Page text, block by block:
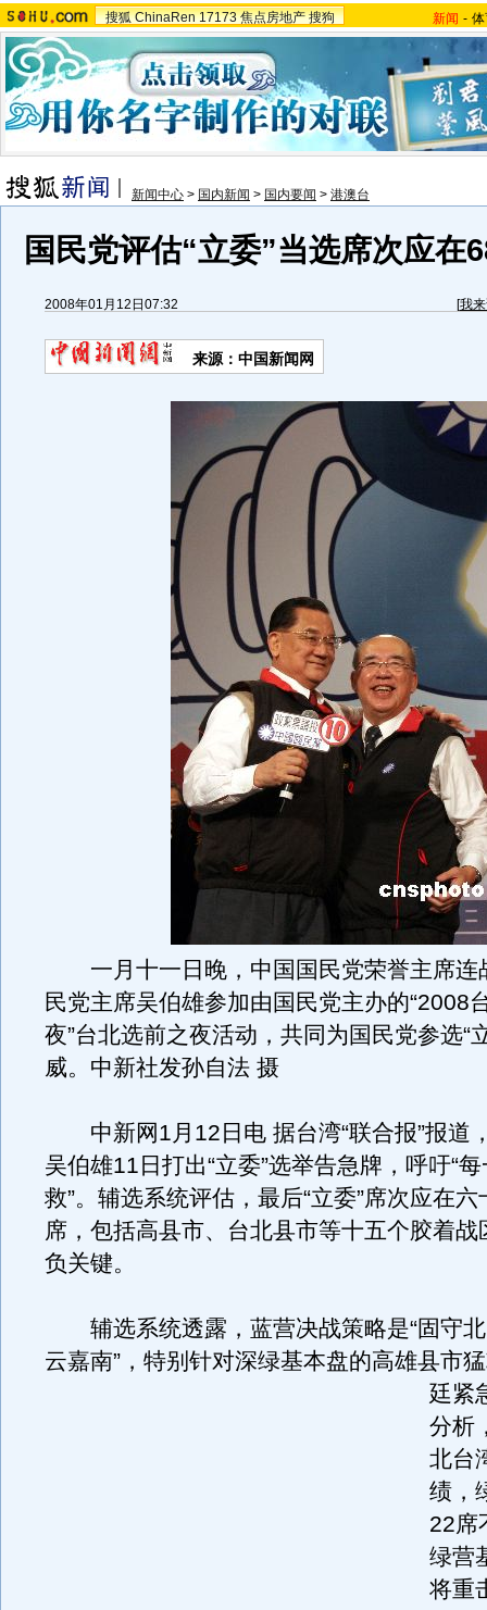
搜狐 ChinaRen 17173 焦点房地产 搜狗 新闻 -
新闻中心 > 国内新闻 > 国内要闻 > 港澳台
国民党评估“立委”当选席次应在
2008年01月12日07:32 [我
来源：中国新闻网
一月十一日晚，中国国民党荣誉主席连
民党主席吴伯雄参加由国民党主办的“2008
夜”台北选前之夜活动，共同为国民党参选“
威。中新社发孙自法 摄
中新网1月12日电 据台湾“联合报”报道
吴伯雄11日打出“立委”选举告急牌，呼吁“
救”。辅选系统评估，最后“立委”席次应在
席，包括高县市、台北县市等十五个胶着战
负关键。
辅选系统透露，蓝营决战策略是“固守北
云嘉南”，特别针对深绿基本盘的高雄县市
廷紧
分析
北台
绩，
22席
绿营
将重